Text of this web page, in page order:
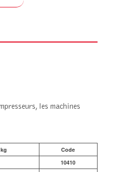
les machines
Code
10410